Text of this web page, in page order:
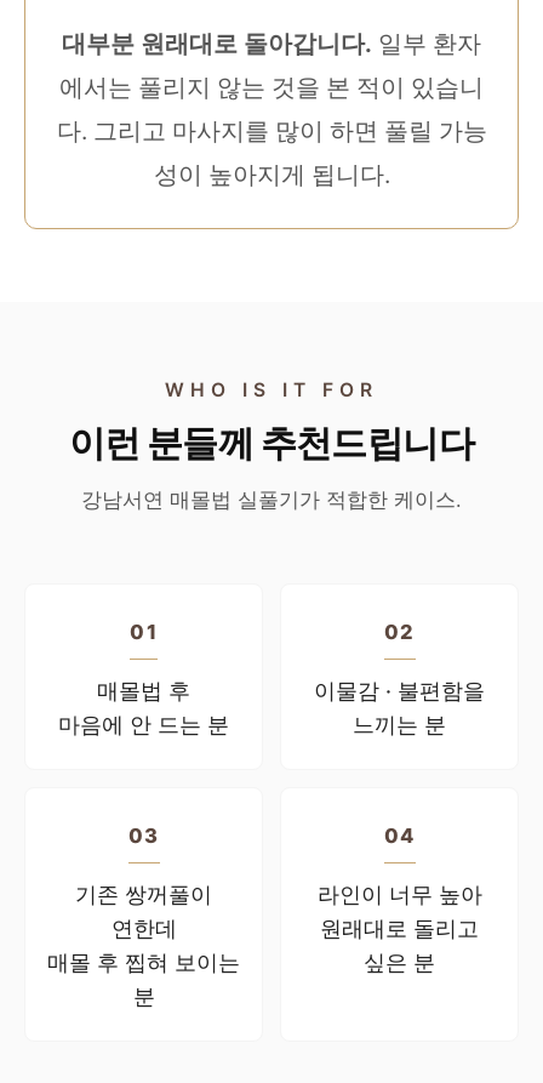
대부분 원래대로 돌아갑니다. 일부 환자
에서는 풀리지 않는 것을 본 적이 있습니
다. 그리고 마사지를 많이 하면 풀릴 가능
성이 높아지게 됩니다.
WHO IS IT FOR
이런 분들께 추천드립니다
강남서연 매몰법 실풀기가 적합한 케이스.
01
매몰법 후
마음에 안 드는 분
02
이물감 · 불편함을
느끼는 분
03
기존 쌍꺼풀이
연한데
매몰 후 찝혀 보이는
분
04
라인이 너무 높아
원래대로 돌리고
싶은 분